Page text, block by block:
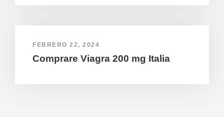
FEBRERO 22, 2024
Comprare Viagra 200 mg Italia